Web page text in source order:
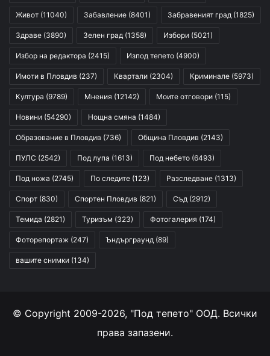
Живот (11040) Забавление (8401) Забравеният град (1825)
Здраве (3890) Зелен град (1358) Избори (5021)
Избор на редактора (2415) Изпод тепето (4900)
Имоти в Пловдив (237) Квартали (2304) Криминале (5973)
Култура (9789) Мнения (12142) Моите отговори (115)
Новини (54290) Нощна смяна (1484)
Образование в Пловдив (736) Община Пловдив (2143)
ПУЛС (2542) Под лупа (1613) Под небето (6493)
Под ножа (2745) По следите (123) Разследване (1313)
Спорт (830) Спортен Пловдив (821) Съд (2912)
Темида (2821) Туризъм (323) Фотогалерия (174)
Фоторепортаж (247) Ъндърграунд (89)
вашите снимки (134)
© Copyright 2009-2026, "Под тепето" ООД. Всички
права запазени.